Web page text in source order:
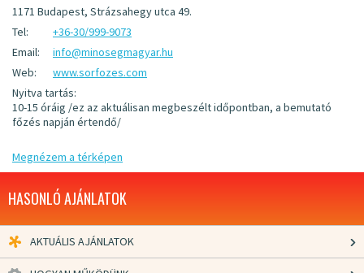
1171 Budapest, Strázsahegy utca 49.
Tel:
+36-30/999-9073
Email:
info@minosegmagyar.hu
Web:
www.sorfozes.com
Nyitva tartás:
10-15 óráig /ez az aktuálisan megbeszélt időpontban, a bemutató
főzés napján értendő/
Megnézem a térképen
HASONLÓ AJÁNLATOK
AKTUÁLIS AJÁNLATOK